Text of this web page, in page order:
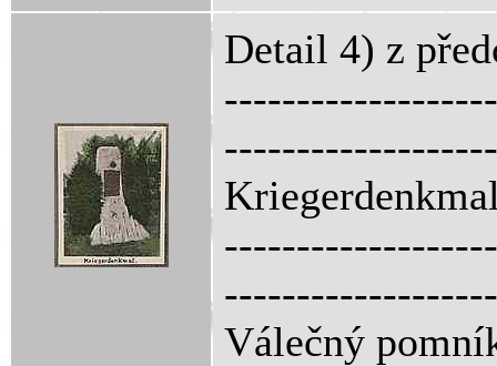
Detail 4) z
-------------------
-------------------
Válečný